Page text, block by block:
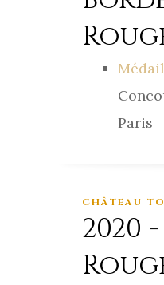
Paris
CHÂTEAU
2020